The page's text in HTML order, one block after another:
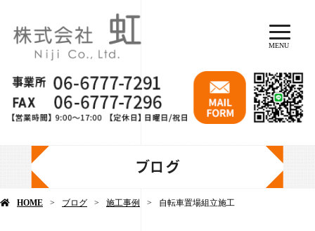
MENU
ブログ
HOME ブログ 施工事例 自転車置場組立施工